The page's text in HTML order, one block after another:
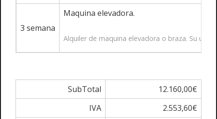
3 semana
Maquina elevadora.
Alquiler de maquina elevadora o braza. Su
SubTotal
12.160,00€
IVA
2.553,60€